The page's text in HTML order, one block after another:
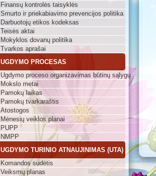
Finansų kontrolės taisyklės
Smurto ir priekabiavimo prevencijos politika
Darbuotojų etikos kodeksas
Teisės aktai
Mokyklos dovanų politika
Tvarkos aprašai
UGDYMO PROCESAS
Ugdymo proceso organizavimas būtinų sąlygų
Mokslo metai
Pamokų laikas
Pamokų tvarkaraštis
Atostogos
Mėnesių veiklos planai
PUPP
NMPP
UGDYMO TURINIO ATNAUJINIMAS (UTA)
Komandos sudėtis
Veiksmų planas